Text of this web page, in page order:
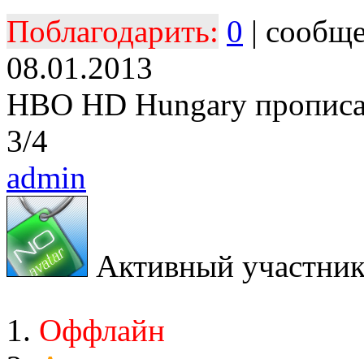
Поблагодарить: 0 |
08.01.2013
HBO HD Hungary
3/4
admin
Активный
Оффлайн